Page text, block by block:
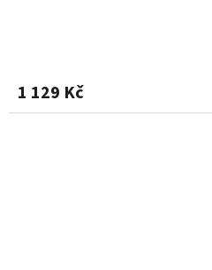
1 129 Kč